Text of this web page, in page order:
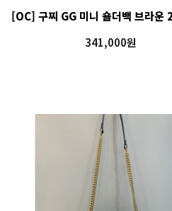
[OC] 구찌 GG 미니 숄더백 브라
341,000원